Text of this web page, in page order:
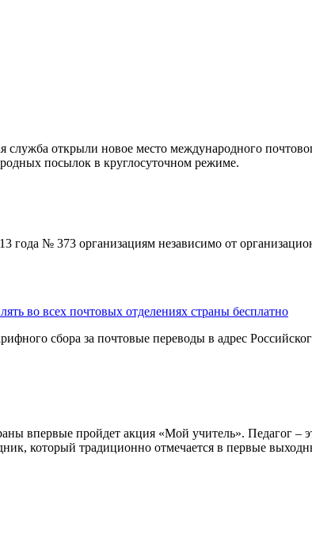
открыли новое место международного
посылок в круглосуточном режиме.
года № 373 организациям независимо от
во всех почтовых отделениях страны бесплатно
сбора за почтовые переводы в адрес
впервые пройдет акция «Мой учитель». Педагог –
который традиционно отмечается в первые